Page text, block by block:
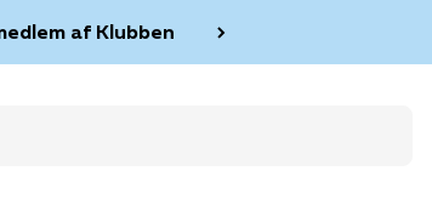
af Klubben